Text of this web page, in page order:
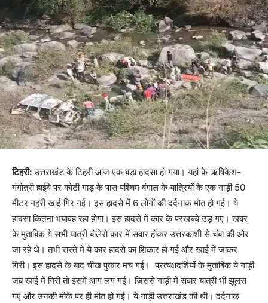
टिहरी:उत्तराखंड के टिहरी आज एक बड़ा हादसा हो गया। यहां के ऋषिकेश-
गंगोत्री हाईवे पर कोटी गाड़ के पास पश्चिम बंगाल के यात्रियों के एक गाड़ी 50
मीटर गहरी खाई गिर गई। इस हादसे में 6 लोगों की दर्दनाक मौत हो गई। ये
हादसा कितना भयावह रहा होगा। इस हादसे में कार के परखच्चे उड़ गए। खबर
के मुताबिक ये सभी यात्री बोलेरो कार में सवार होकर उत्तरकाशी से चंबा की ओर
जा रहे थे। तभी रास्ते में ये कार हादसे का शिकार हो गई और खाई में जाकर
गिरी। इस हादसे के बाद चीख पुकार मच गई। प्रत्यक्षदर्शियों के मुताबिक ये गाड़ी
जब खाई में गिरी तो इसमें आग लग गई। जिससे गाड़ी में सवार यात्री भी झुलस
गए और उनकी मौके पर ही मौत हो गई। ये गाड़ी उत्तराखंड की थी। दर्दनाक